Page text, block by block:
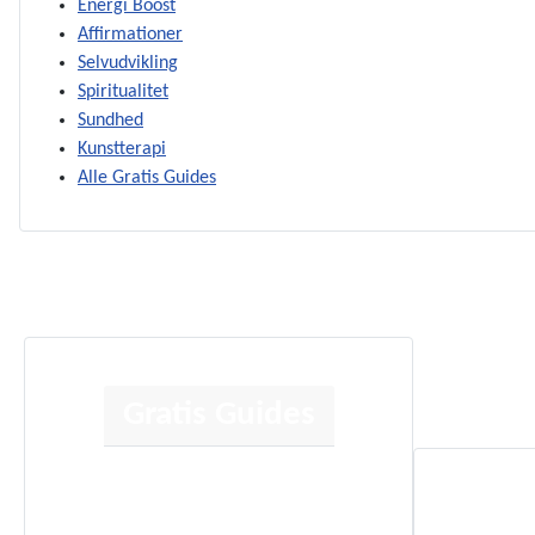
Energi Boost
Affirmationer
Selvudvikling
Spiritualitet
Sundhed
Kunstterapi
Alle Gratis Guides